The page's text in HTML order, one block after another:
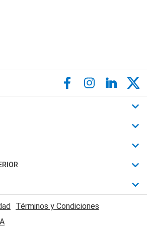
Términos y Condiciones